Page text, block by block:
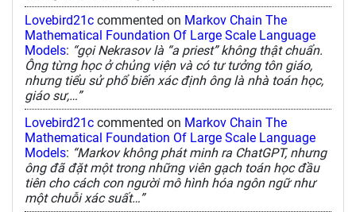
Lovebird21c commented on Markov Chain The
Mathematical Foundation Of Large Scale Language
Models: “gọi Nekrasov là “a priest” không thật chuẩn.
Ông từng học ở chủng viện và có tư tưởng tôn giáo,
nhưng tiểu sử phổ biến xác định ông là nhà toán học,
giáo sư,…”
Lovebird21c commented on Markov Chain The
Mathematical Foundation Of Large Scale Language
Models: “Markov không phát minh ra ChatGPT, nhưng
ông đã đặt một trong những viên gạch toán học đầu
tiên cho cách con người mô hình hóa ngôn ngữ như
một chuỗi xác suất…”